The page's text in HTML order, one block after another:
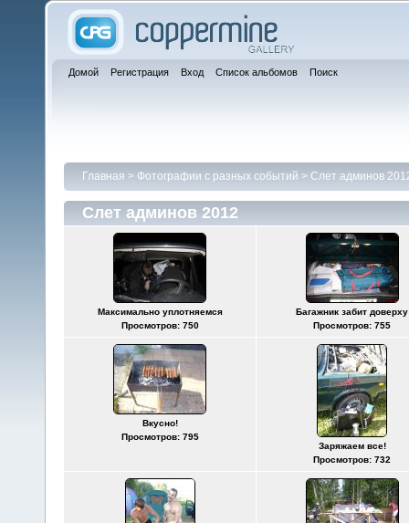
Домой Регистрация Вход Список альбомов Поиск
Главная > Фотографии с разных событий > Слет админов
Слет админов 2012
Максимально уплотняемся
Просмотров: 750
Багажник забит доверху
Просмотров: 755
Вкусно!
Просмотров: 795
Заряжаем все!
Просмотров: 732